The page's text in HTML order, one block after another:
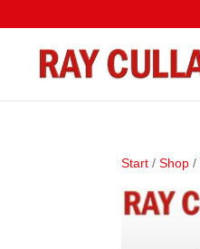
Start /Shop /